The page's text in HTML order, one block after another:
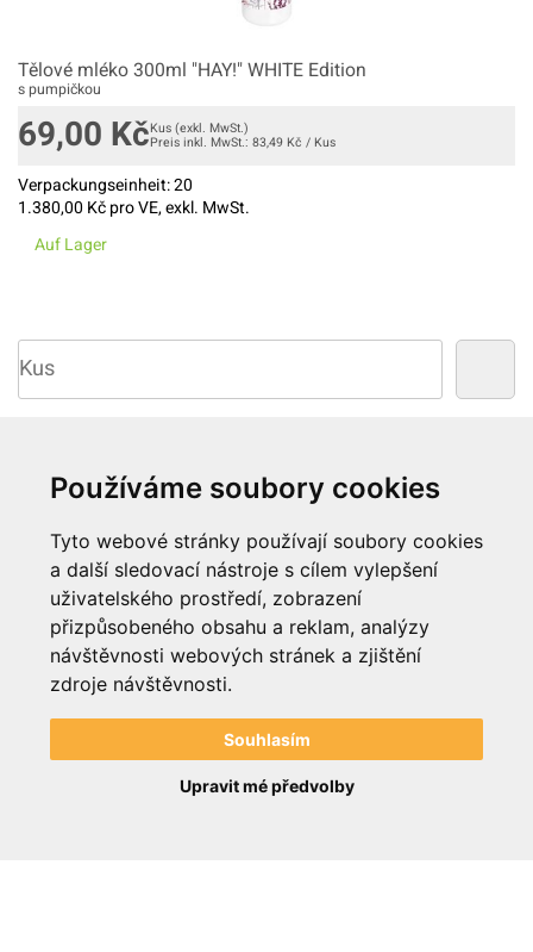
Používáme soubory cookies
Tyto webové stránky používají soubory cookies
a další sledovací nástroje s cílem vylepšení
uživatelského prostředí, zobrazení
přizpůsobeného obsahu a reklam, analýzy
návštěvnosti webových stránek a zjištění
zdroje návštěvnosti.
Souhlasím
Upravit mé předvolby
Tělové mléko 300ml "HAY!" WHITE Edition
s pumpičkou
69,00 KčKus (exkl. MwSt.)
Preis inkl. MwSt.: 83,49 Kč / Kus
Verpackungseinheit:20
1.380,00 Kč pro VE, exkl. MwSt.
Auf Lager
Trefferanzahl:
24
48 96
Anzahl Produkte: 6